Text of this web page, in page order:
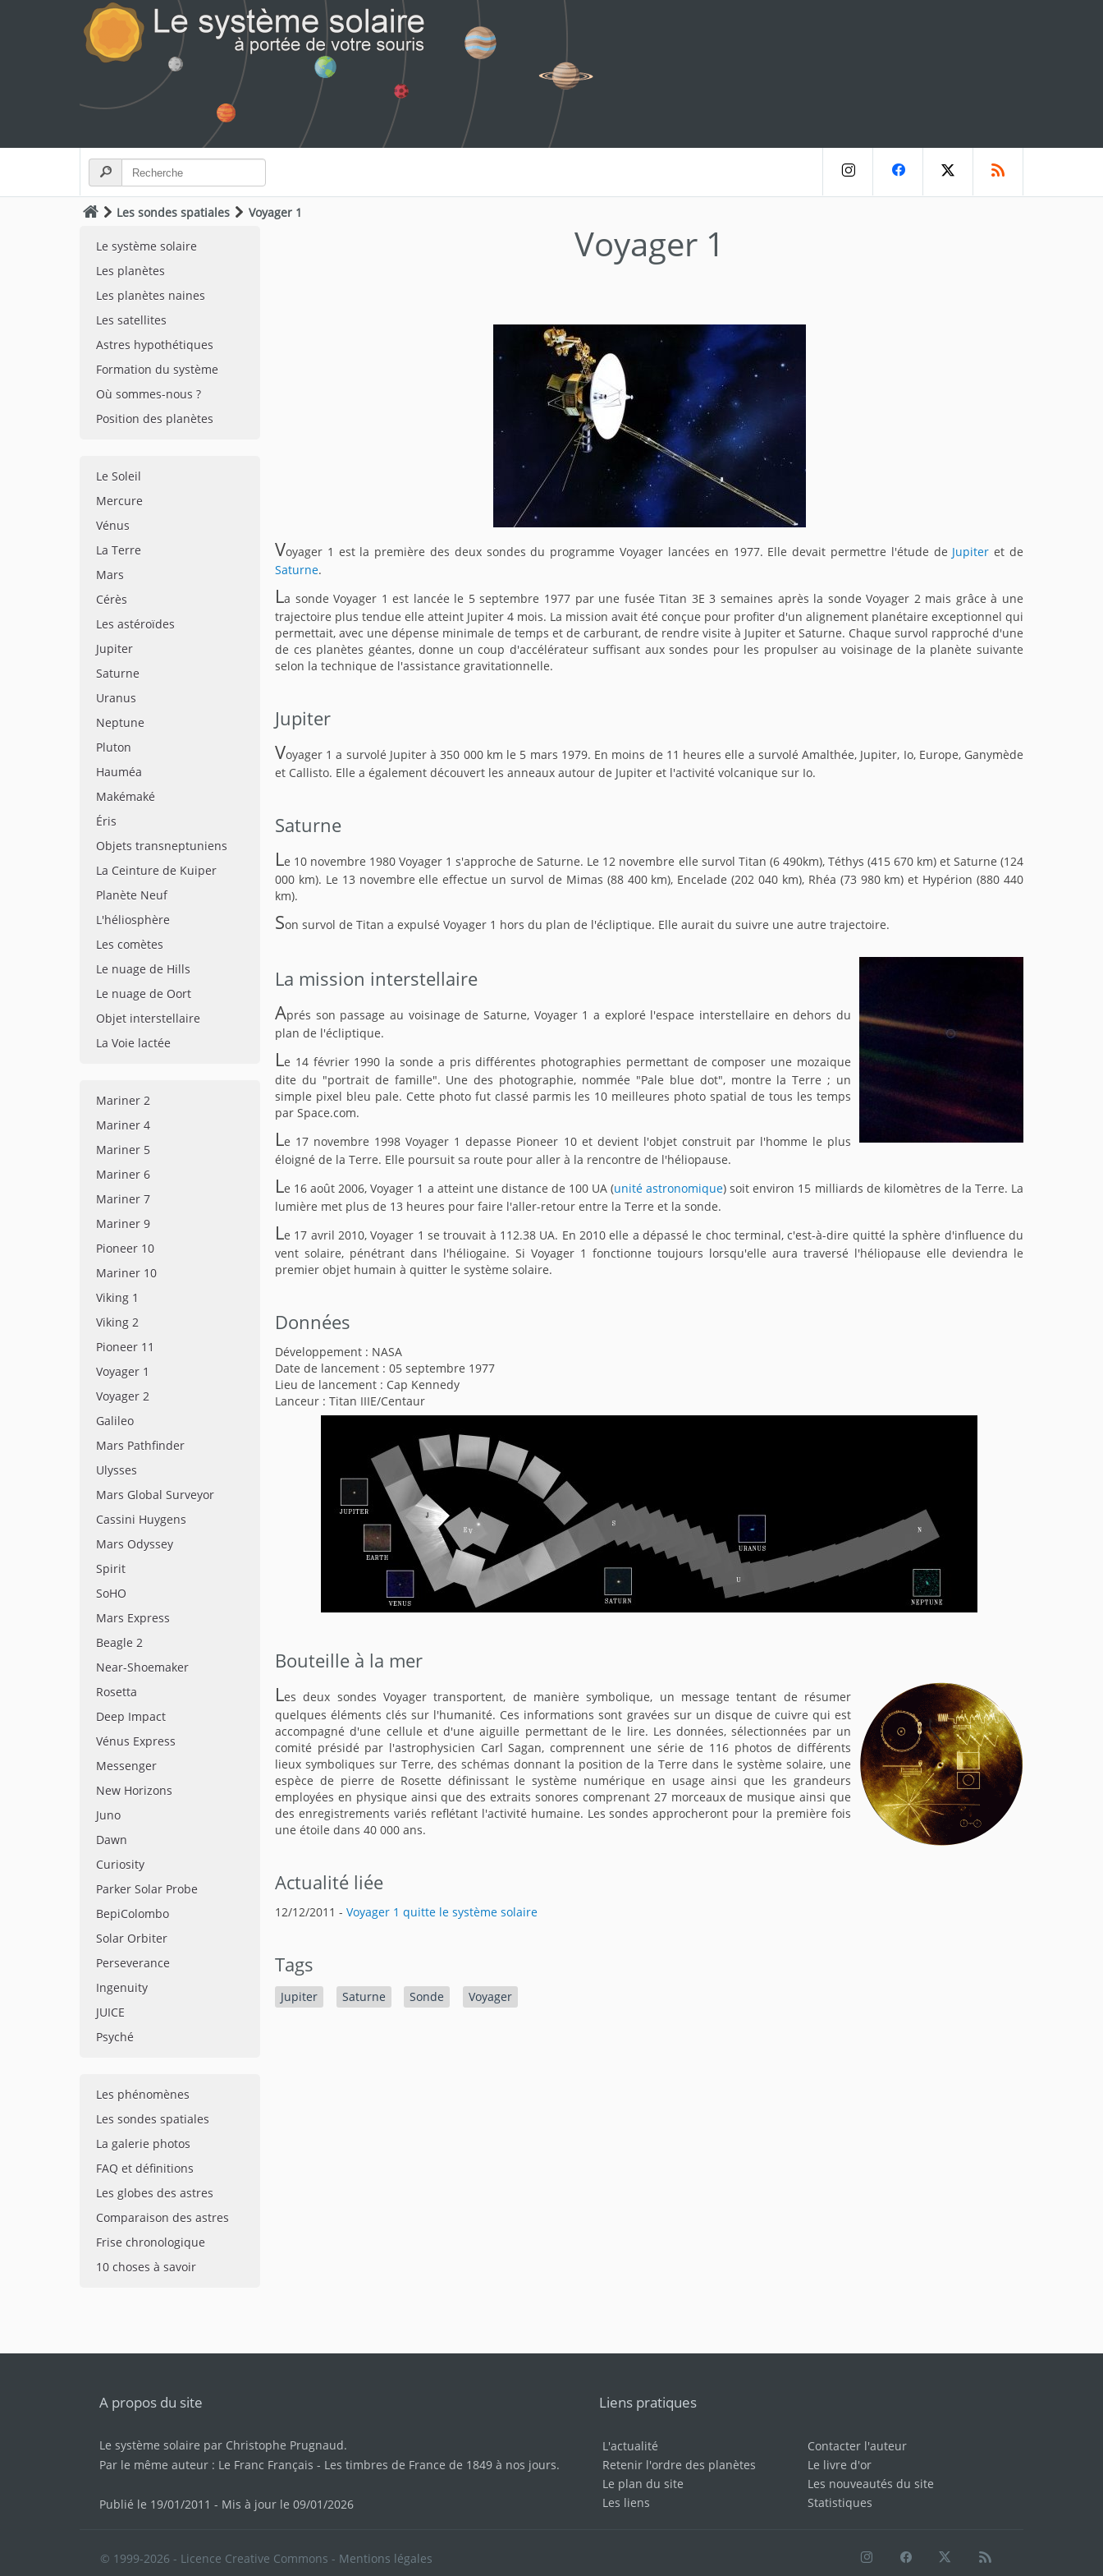
Les sondes spatiales Voyager 1
Le système solaire
Les planètes
Les planètes naines
Les satellites
Astres hypothétiques
Formation du système
Où sommes-nous ?
Position des planètes
Le Soleil
Mercure
Vénus
La Terre
Mars
Cérès
Les astéroïdes
Jupiter
Saturne
Uranus
Neptune
Pluton
Hauméa
Makémaké
Éris
Objets transneptuniens
La Ceinture de Kuiper
Planète Neuf
L'héliosphère
Les comètes
Le nuage de Hills
Le nuage de Oort
Objet interstellaire
La Voie lactée
Mariner 2
Mariner 4
Mariner 5
Mariner 6
Mariner 7
Mariner 9
Pioneer 10
Mariner 10
Viking 1
Viking 2
Pioneer 11
Voyager 1
Voyager 2
Galileo
Mars Pathfinder
Ulysses
Mars Global Surveyor
Cassini Huygens
Mars Odyssey
Spirit
SoHO
Mars Express
Beagle 2
Near-Shoemaker
Rosetta
Deep Impact
Vénus Express
Messenger
New Horizons
Juno
Dawn
Curiosity
Parker Solar Probe
BepiColombo
Solar Orbiter
Perseverance
Ingenuity
JUICE
Psyché
Les phénomènes
Les sondes spatiales
La galerie photos
FAQ et définitions
Les globes des astres
Comparaison des astres
Frise chronologique
10 choses à savoir
Voyager 1
Voyager 1 est la première des deux sondes du programme Voyager lancées en 1977. Elle devait permettre l'étude de Jupiter et de
Saturne.
La sonde Voyager 1 est lancée le 5 septembre 1977 par une fusée Titan 3E 3 semaines après la sonde Voyager 2 mais grâce à une
trajectoire plus tendue elle atteint Jupiter 4 mois. La mission avait été conçue pour profiter d'un alignement planétaire exceptionnel qui
permettait, avec une dépense minimale de temps et de carburant, de rendre visite à Jupiter et Saturne. Chaque survol rapproché d'une
de ces planètes géantes, donne un coup d'accélérateur suffisant aux sondes pour les propulser au voisinage de la planète suivante
selon la technique de l'assistance gravitationnelle.
Jupiter
Voyager 1 a survolé Jupiter à 350 000 km le 5 mars 1979. En moins de 11 heures elle a survolé Amalthée, Jupiter, Io, Europe, Ganymède
et Callisto. Elle a également découvert les anneaux autour de Jupiter et l'activité volcanique sur Io.
Saturne
Le 10 novembre 1980 Voyager 1 s'approche de Saturne. Le 12 novembre elle survol Titan (6 490km), Téthys (415 670 km) et Saturne (124
000 km). Le 13 novembre elle effectue un survol de Mimas (88 400 km), Encelade (202 040 km), Rhéa (73 980 km) et Hypérion (880 440
km).
Son survol de Titan a expulsé Voyager 1 hors du plan de l'écliptique. Elle aurait du suivre une autre trajectoire.
La mission interstellaire
Aprés son passage au voisinage de Saturne, Voyager 1 a exploré l'espace interstellaire en dehors du
plan de l'écliptique.
Le 14 février 1990 la sonde a pris différentes photographies permettant de composer une mozaique
dite du "portrait de famille". Une des photographie, nommée "Pale blue dot", montre la Terre ; un
simple pixel bleu pale. Cette photo fut classé parmis les 10 meilleures photo spatial de tous les temps
par Space.com.
Le 17 novembre 1998 Voyager 1 depasse Pioneer 10 et devient l'objet construit par l'homme le plus
éloigné de la Terre. Elle poursuit sa route pour aller à la rencontre de l'héliopause.
Le 16 août 2006, Voyager 1 a atteint une distance de 100 UA (unité astronomique) soit environ 15 milliards de kilomètres de la Terre. La
lumière met plus de 13 heures pour faire l'aller-retour entre la Terre et la sonde.
Le 17 avril 2010, Voyager 1 se trouvait à 112.38 UA. En 2010 elle a dépassé le choc terminal, c'est-à-dire quitté la sphère d'influence du
vent solaire, pénétrant dans l'héliogaine. Si Voyager 1 fonctionne toujours lorsqu'elle aura traversé l'héliopause elle deviendra le
premier objet humain à quitter le système solaire.
Données
Développement : NASA
Date de lancement : 05 septembre 1977
Lieu de lancement : Cap Kennedy
Lanceur : Titan IIIE/Centaur
Bouteille à la mer
Les deux sondes Voyager transportent, de manière symbolique, un message tentant de résumer
quelques éléments clés sur l'humanité. Ces informations sont gravées sur un disque de cuivre qui est
accompagné d'une cellule et d'une aiguille permettant de le lire. Les données, sélectionnées par un
comité présidé par l'astrophysicien Carl Sagan, comprennent une série de 116 photos de différents
lieux symboliques sur Terre, des schémas donnant la position de la Terre dans le système solaire, une
espèce de pierre de Rosette définissant le système numérique en usage ainsi que les grandeurs
employées en physique ainsi que des extraits sonores comprenant 27 morceaux de musique ainsi que
des enregistrements variés reflétant l'activité humaine. Les sondes approcheront pour la première fois
une étoile dans 40 000 ans.
Actualité liée
12/12/2011 - Voyager 1 quitte le système solaire
Tags
Jupiter Saturne Sonde Voyager
A propos du site
Le système solaire par Christophe Prugnaud.
Par le même auteur : Le Franc Français - Les timbres de France de 1849 à nos jours.
Publié le 19/01/2011 - Mis à jour le 09/01/2026
Liens pratiques
L'actualité
Retenir l'ordre des planètes
Le plan du site
Les liens
Contacter l'auteur
Le livre d'or
Les nouveautés du site
Statistiques
© 1999-2026 - Licence Creative Commons - Mentions légales